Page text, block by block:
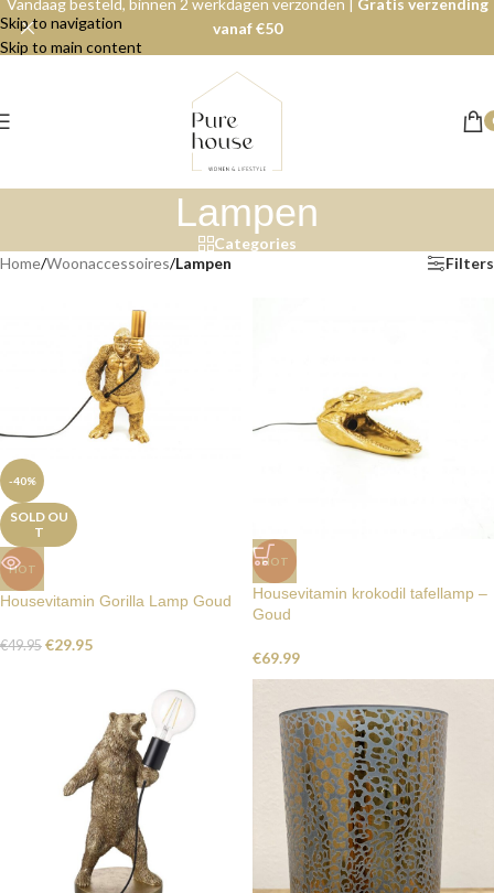
Skip to navigation
Skip to main content
Vandaag besteld, binnen 2 werkdagen verzonden | Gratis verzending
vanaf €50
Lampen
Categories
Home/Woonaccessoires/Lampen Filters
-40%
SOLD OU
T
HOT
Housevitamin Gorilla Lamp Goud
€49.95 €29.95
HOT
Housevitamin krokodil tafellamp –
Goud
€69.99